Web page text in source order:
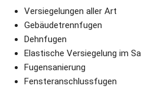
Versiegelungen aller Art
Gebäudetrennfugen
Dehnfugen
Elastische Versiegelung im
Fugensanierung
Fensteranschlussfugen